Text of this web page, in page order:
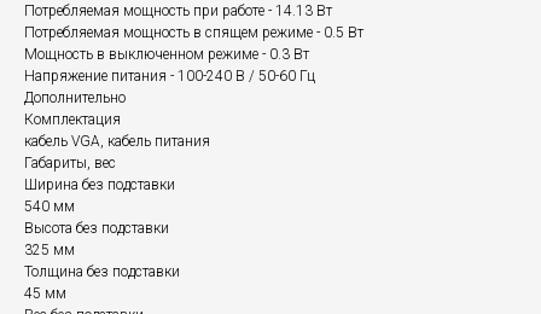
Потребляемая мощность при работе - 14.13 Вт
Потребляемая мощность в спящем режиме - 0.5 Вт
Мощность в выключенном режиме - 0.3 Вт
Напряжение питания - 100-240 В / 50-60 Гц
Дополнительно
Комплектация
кабель VGA, кабель питания
Габариты, вес
Ширина без подставки
540 мм
Высота без подставки
325 мм
Толщина без подставки
45 мм